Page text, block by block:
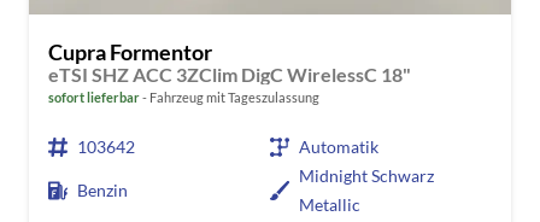
Cupra Formentor
eTSI SHZ ACC 3ZClim DigC WirelessC 18"
sofort lieferbar Fahrzeug mit Tageszulassung
103642 Automatik
Benzin
Midnight Schwarz
Metallic